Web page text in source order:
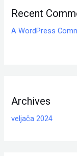
Recent
A WordPress
Archives
veljača 2024